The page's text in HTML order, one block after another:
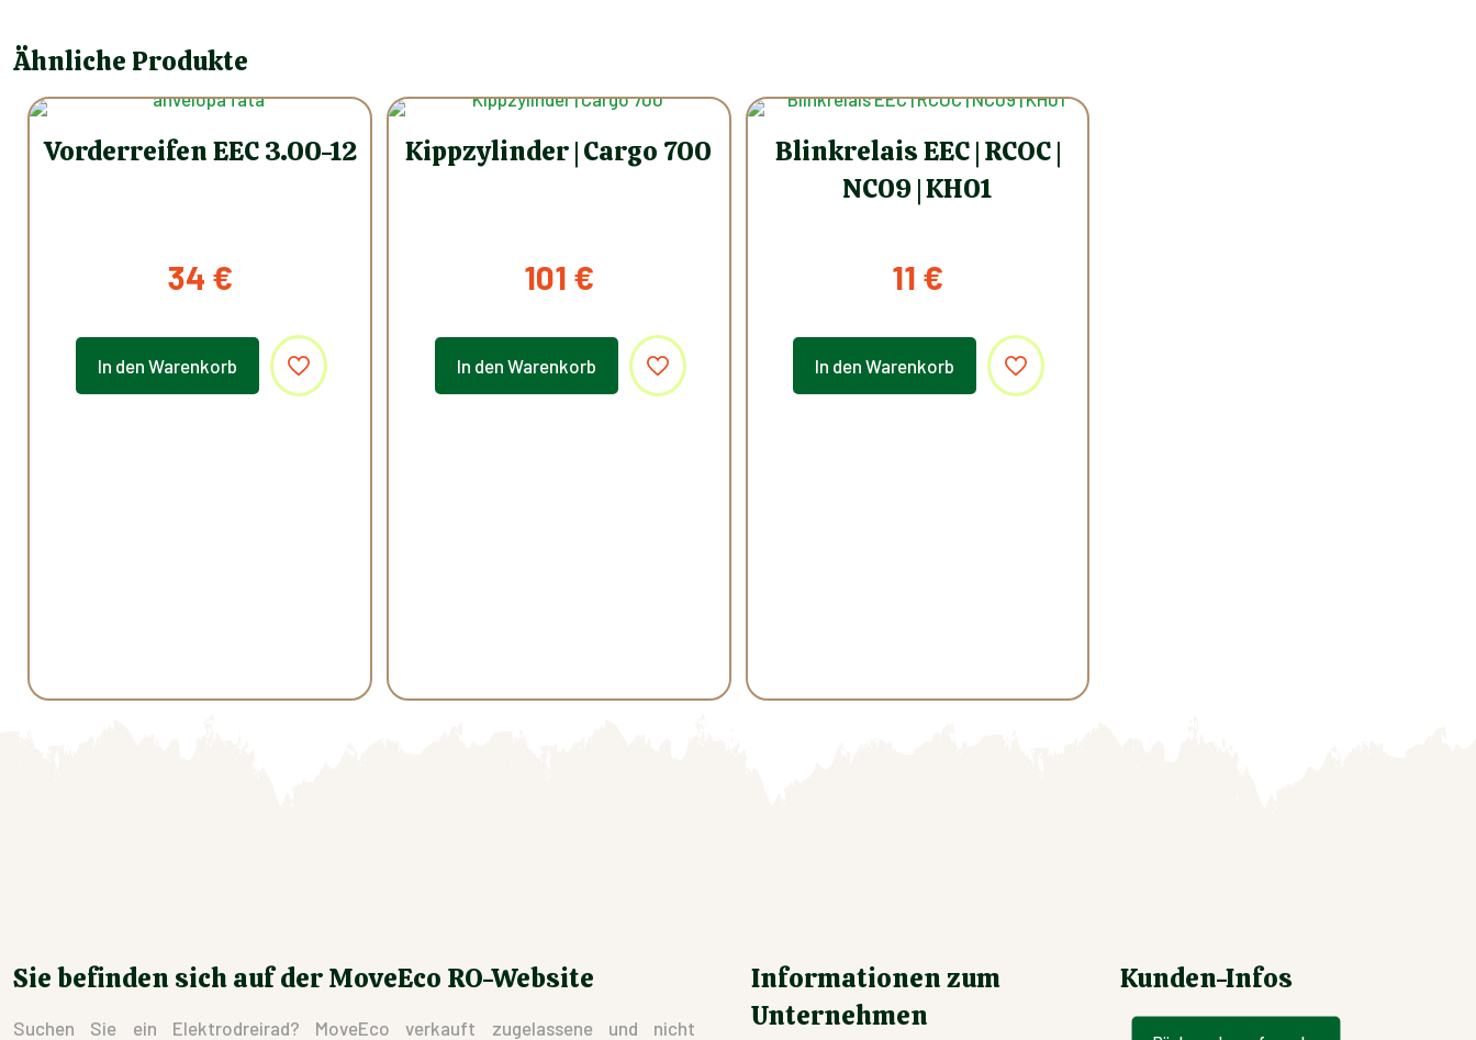
Ähnliche Produkte
Vorderreifen EEC 3.00-12
34 €
In den Warenkorb
Kippzylinder | Cargo 700
101 €
In den Warenkorb
Blinkrelais EEC | RCOC |
NC09 | KH01
11 €
In den Warenkorb
Sie befinden sich auf der MoveEco RO-Website
Suchen Sie ein Elektrodreirad? MoveEco verkauft zugelassene und nicht
Informationen zum
Unternehmen
Kunden-Infos